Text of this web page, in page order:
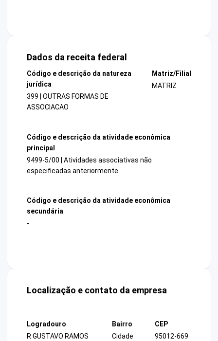
Dados da receita federal
Código e descrição da natureza
jurídica
399 | OUTRAS FORMAS DE
ASSOCIACAO
Matriz/Filial
MATRIZ
Código e descrição da atividade econômica
principal
9499-5/00 | Atividades associativas não
especificadas anteriormente
Código e descrição da atividade econômica
secundária
-
Localização e contato da empresa
Logradouro
R GUSTAVO RAMOS
Bairro
Cidade
CEP
95012-669